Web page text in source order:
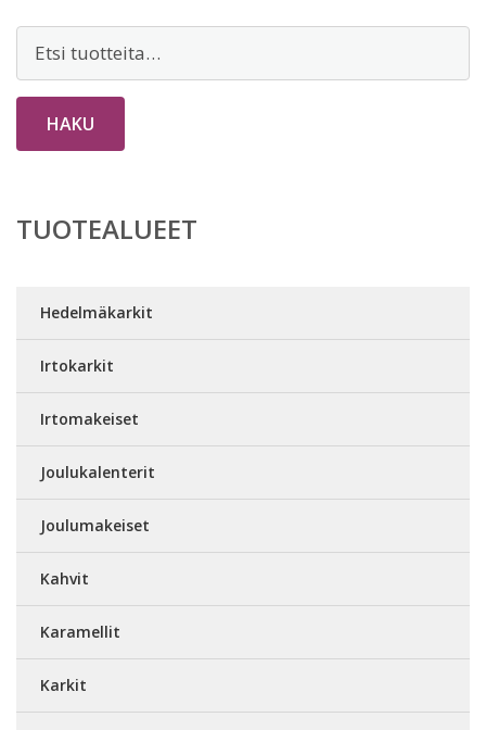
Etsi:
HAKU
TUOTEALUEET
Hedelmäkarkit
Irtokarkit
Irtomakeiset
Joulukalenterit
Joulumakeiset
Kahvit
Karamellit
Karkit